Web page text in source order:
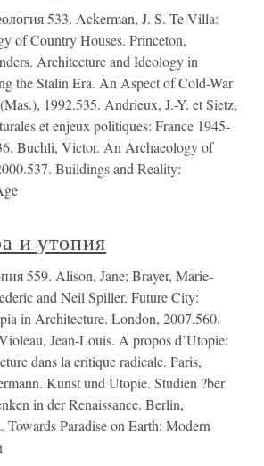
533. Ackerman, J. S. Te Villa:
of Country Houses. Princeton,
Architecture and Ideology in
the Stalin Era. An Aspect of Cold-War
1992.535. Andrieux, J.-Y. et Sietz,
et enjeux politiques: France 1945-
Buchli, Victor. An Archaeology of
Buildings and Reality:
и утопия
559. Alison, Jane; Brayer, Marie-
and Neil Spiller. Future City:
in Architecture. London, 2007.560.
Jean-Louis. A propos d’Utopie:
dans la critique radicale. Paris,
Kunst und Utopie. Studien ?ber
in der Renaissance. Berlin,
Towards Paradise on Earth: Modern